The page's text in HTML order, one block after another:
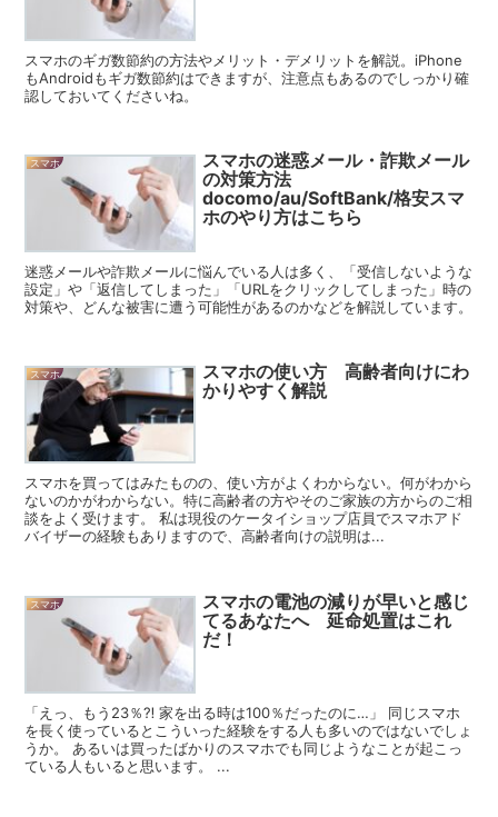
スマホのギガ数節約の方法やメリット・デメリットを解説。iPhone
もAndroidもギガ数節約はできますが、注意点もあるのでしっかり確
認しておいてくださいね。
スマホ
スマホの迷惑メール・詐欺メール
の対策方法
docomo/au/SoftBank/格安スマ
ホのやり方はこちら
迷惑メールや詐欺メールに悩んでいる人は多く、「受信しないような
設定」や「返信してしまった」「URLをクリックしてしまった」時の
対策や、どんな被害に遭う可能性があるのかなどを解説しています。
スマホ
スマホの使い方 高齢者向けにわ
かりやすく解説
スマホを買ってはみたものの、使い方がよくわからない。何がわから
ないのかがわからない。特に高齢者の方やそのご家族の方からのご相
談をよく受けます。 私は現役のケータイショップ店員でスマホアド
バイザーの経験もありますので、高齢者向けの説明は...
スマホ
スマホの電池の減りが早いと感じ
てるあなたへ 延命処置はこれ
だ！
「えっ、もう23％⁈ 家を出る時は100％だったのに…」 同じスマホ
を長く使っているとこういった経験をする人も多いのではないでしょ
うか。 あるいは買ったばかりのスマホでも同じようなことが起こっ
ている人もいると思います。 ...